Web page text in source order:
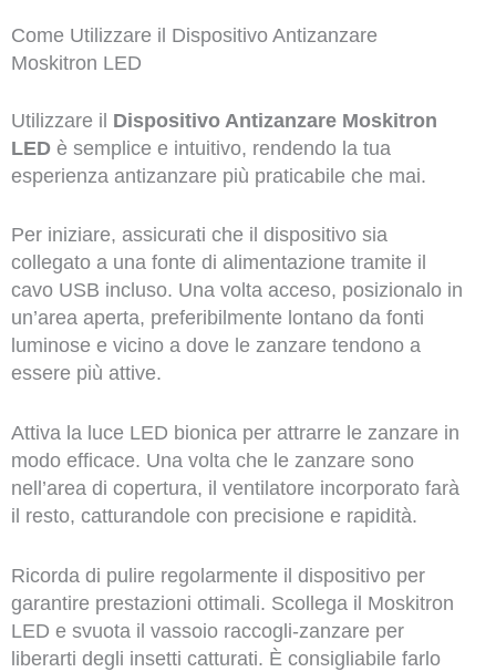
Come Utilizzare il Dispositivo Antizanzare
Moskitron LED
Utilizzare il Dispositivo Antizanzare Moskitron
LEDè semplice e intuitivo, rendendo la tua
esperienza antizanzare più praticabile che mai.
Per iniziare, assicurati che il dispositivo sia
collegato a una fonte di alimentazione tramite il
cavo USB incluso. Una volta acceso, posizionalo in
un’area aperta, preferibilmente lontano da fonti
luminose e vicino a dove le zanzare tendono a
essere più attive.
Attiva la luce LED bionica per attrarre le zanzare in
modo efficace. Una volta che le zanzare sono
nell’area di copertura, il ventilatore incorporato farà
il resto, catturandole con precisione e rapidità.
Ricorda di pulire regolarmente il dispositivo per
garantire prestazioni ottimali. Scollega il Moskitron
LED e svuota il vassoio raccogli-zanzare per
liberarti degli insetti catturati. È consigliabile farlo